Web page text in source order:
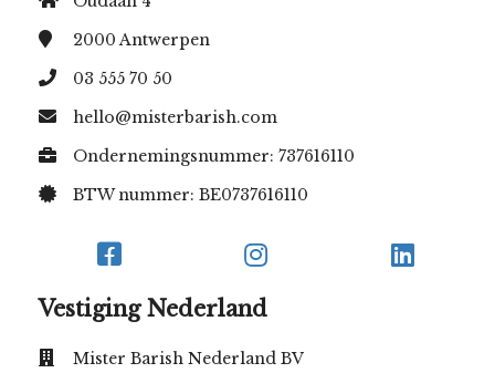
2000Antwerpen
03 555 70 50
hello@misterbarish.com
Ondernemingsnummer: 737616110
BTW nummer: BE0737616110
Vestiging Nederland
Mister Barish Nederland BV